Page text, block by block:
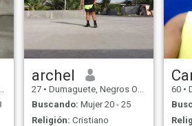
archel
27 • Dumaguete, Negros Oriental, Filipinas
Buscando: Mujer 20 - 25
Religión: Cristiano
60 •